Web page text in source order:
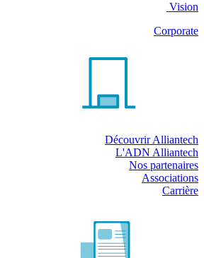
Vision
Corporate
Découvrir Alliantech
L'ADN Alliantech
Nos partenaires
Associations
Carrière